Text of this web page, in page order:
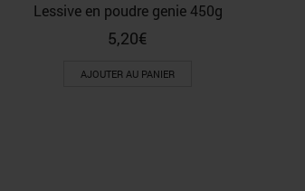
Lessive en poudre genie 450g
5,20€
AJOUTER AU PANIER